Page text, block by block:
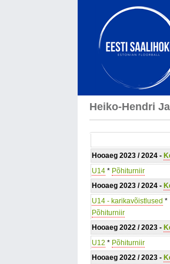
Heiko-Hendri
Hooaeg 2023 / 2024 -
U14 * Põhiturniir
Hooaeg 2023 / 2024 -
U14 - karikavõistlused *
Põhiturniir
Hooaeg 2022 / 2023 -
U12 * Põhiturniir
Hooaeg 2022 / 2023 -